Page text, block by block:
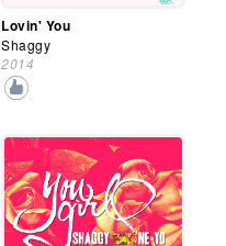
Lovin' You
Shaggy
2014